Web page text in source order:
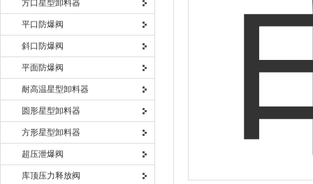
方口星型卸料器
平口防爆阀
斜口防爆阀
平面防爆阀
耐高温星型卸料器
圆形星型卸料器
方形星型卸料器
超压泄爆阀
库顶压力释放阀